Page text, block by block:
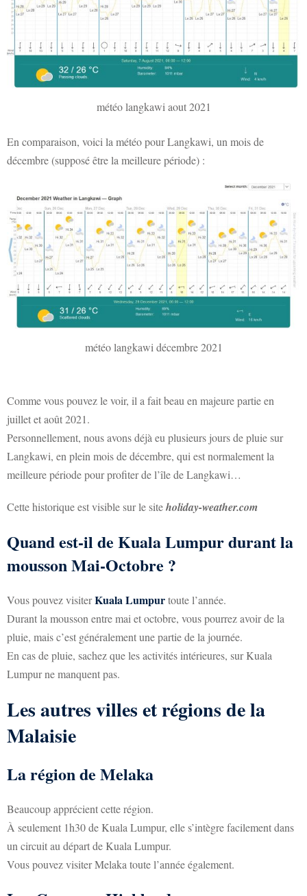
météo langkawi aout 2021
En comparaison, voici la météo pour Langkawi, un mois de
décembre (supposé être la meilleure période) :
météo langkawi décembre 2021
Comme vous pouvez le voir, il a fait beau en majeure partie en
juillet et août 2021.
Personnellement, nous avons déjà eu plusieurs jours de pluie sur
Langkawi, en plein mois de décembre, qui est normalement la
meilleure période pour profiter de l’île de Langkawi…
Cette historique est visible sur le siteholiday-weather.com
Quand est-il de Kuala Lumpur durant la
mousson Mai-Octobre ?
Vous pouvez visiterKuala Lumpurtoute l’année.
Durant la mousson entre mai et octobre, vous pourrez avoir de la
pluie, mais c’est généralement une partie de la journée.
En cas de pluie, sachez que les activités intérieures, sur Kuala
Lumpur ne manquent pas.
Les autres villes et régions de la
Malaisie
La région de Melaka
Beaucoup apprécient cette région.
À seulement 1h30 de Kuala Lumpur, elle s’intègre facilement dans
un circuit au départ de Kuala Lumpur.
Vous pouvez visiter Melaka toute l’année également.